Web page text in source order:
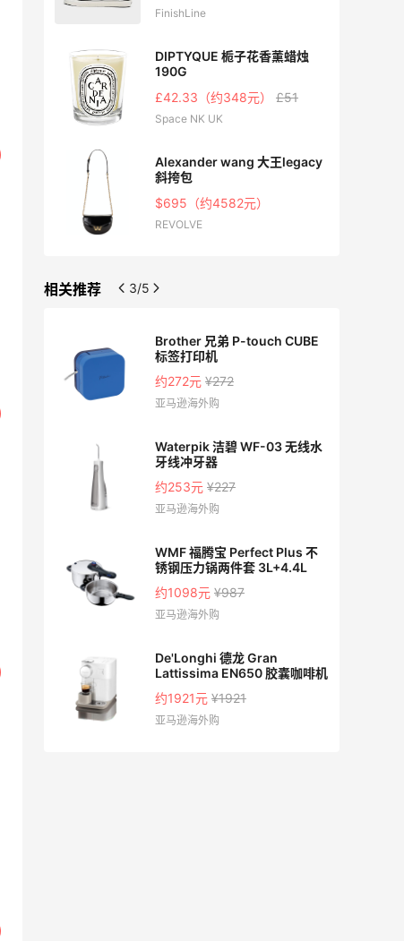
FinishLine
DIPTYQUE 栀子花香薰蜡烛
190G
£42.33（约348元）£51
Space NK UK
Alexander wang 大王legacy
$695（约4582元）
REVOLVE
相关推荐 4/5
Brother 兄弟 P-touch CUBE
标签打印机
约272元¥272
亚马逊海外购
Waterpik 洁碧 WF-03 无线水
牙线冲牙器
约253元¥227
亚马逊海外购
WMF 福腾宝 Perfect Plus 不
锈钢压力锅两件套 3L+4.4L
约1098元¥987
亚马逊海外购
De'Longhi 德龙 Gran
Lattissima EN650 胶囊咖啡机
约1921元¥1921
亚马逊海外购